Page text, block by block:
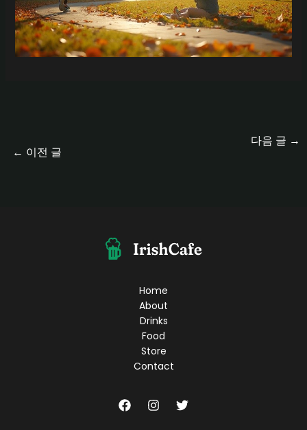
← 이전 글
다음 글 →
Home
About
Drinks
Food
Store
Contact